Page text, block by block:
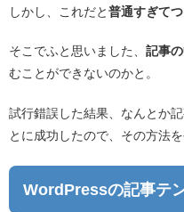
しかし、これだと普通すぎて
そこでふと思いました、 記事
むことができないのかと。
試行錯誤した結果、なんとか
とに成功したので、その方法を
WordPressの記事テ